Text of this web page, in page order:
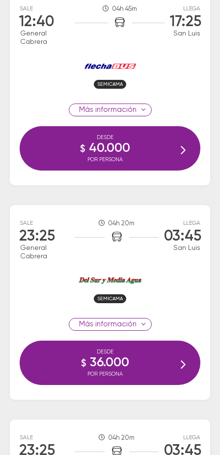
SALE
12:40
General
Cabrera
04h 45m LLEGA
17:25
San Luis
SEMICAMA
información
DESDE
$ 40.000
POR PERSONA
SALE
23:25
General
Cabrera
04h 20m LLEGA
03:45
San Luis
SEMICAMA
información
DESDE
$ 36.000
POR PERSONA
SALE
23:25
04h 20m LLEGA
03:45